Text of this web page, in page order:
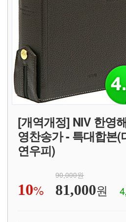
[개역개정] NIV 한영
영찬송가 - 특대합본(
연우피)
10%
90,000원
81,000원